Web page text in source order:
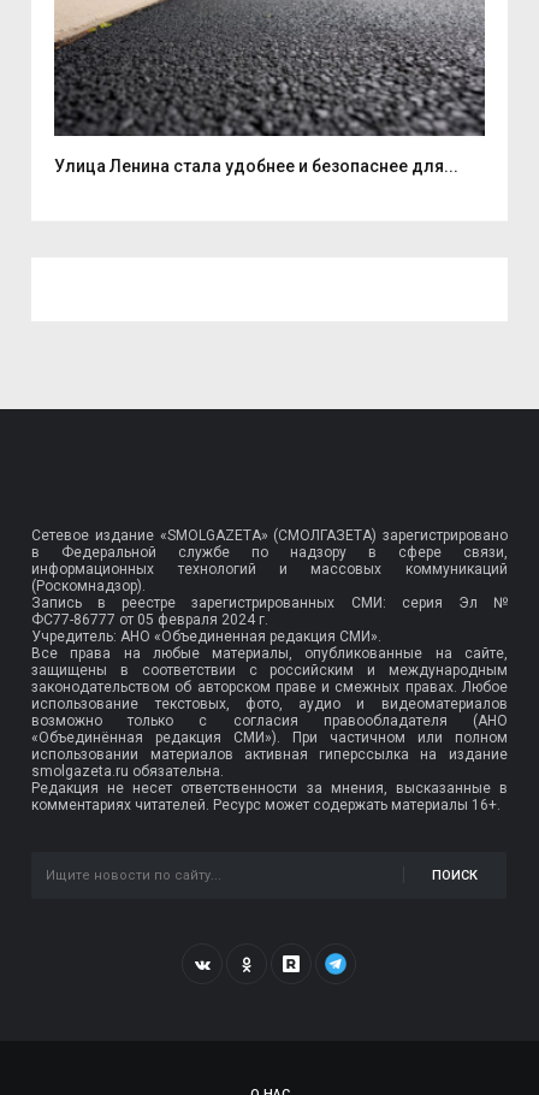
Улица Ленина стала удобнее и безопаснее для...
Сетевое издание «SMOLGAZETA» (СМОЛГАЗЕТА) зарегистрировано
в Федеральной службе по надзору в сфере связи,
информационных технологий и массовых коммуникаций
(Роскомнадзор).
Запись в реестре зарегистрированных СМИ: серия Эл №
ФС77-86777 от 05 февраля 2024 г.
Учредитель: АНО «Объединенная редакция СМИ».
Все права на любые материалы, опубликованные на сайте,
защищены в соответствии с российским и международным
законодательством об авторском праве и смежных правах. Любое
использование текстовых, фото, аудио и видеоматериалов
возможно только с согласия правообладателя (АНО
«Объединённая редакция СМИ»). При частичном или полном
использовании материалов активная гиперссылка на издание
smolgazeta.ru обязательна.
Редакция не несет ответственности за мнения, высказанные в
комментариях читателей. Ресурс может содержать материалы 16+.
ПОИСК